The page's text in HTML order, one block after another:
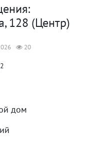
128 (Центр)
20
2
дом